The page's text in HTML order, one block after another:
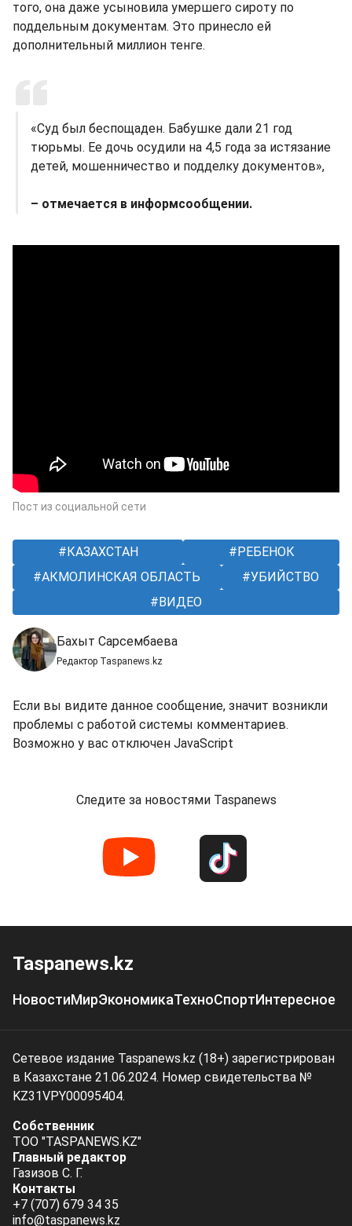
того, она даже усыновила умершего сироту по
поддельным документам. Это принесло ей
дополнительный миллион тенге.
«Суд был беспощаден. Бабушке дали 21 год
тюрьмы. Ее дочь осудили на 4,5 года за истязание
детей, мошенничество и подделку документов»,
– отмечается в информсообщении.
Пост из социальной сети
КАЗАХСТАН
РЕБЕНОК
АКМОЛИНСКАЯ ОБЛАСТЬ
УБИЙСТВО
ВИДЕО
Бахыт Сарсембаева
Редактор Taspanews.kz
Если вы видите данное сообщение, значит возникли
проблемы с работой системы комментариев.
Возможно у вас отключен JavaScript
Следите за новостями Taspanews
Taspanews.kz
НовостиМирЭкономикаТехноСпортИнтересное
Сетевое издание Taspanews.kz (18+) зарегистрирован
в Казахстане 21.06.2024. Номер свидетельства №
KZ31VPY00095404.
Собственник
ТОО "TASPANEWS.KZ"
Главный редактор
Газизов С. Г.
Контакты
+7 (707) 679 34 35
info@taspanews.kz